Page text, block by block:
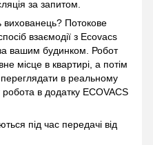
за запитом.
вихованець? Потокове
взаємодії з Ecovacs
вашим будинком. Робот
місце в квартирі, а потім
в реальному
в додатку ECOVACS
під час передачі від